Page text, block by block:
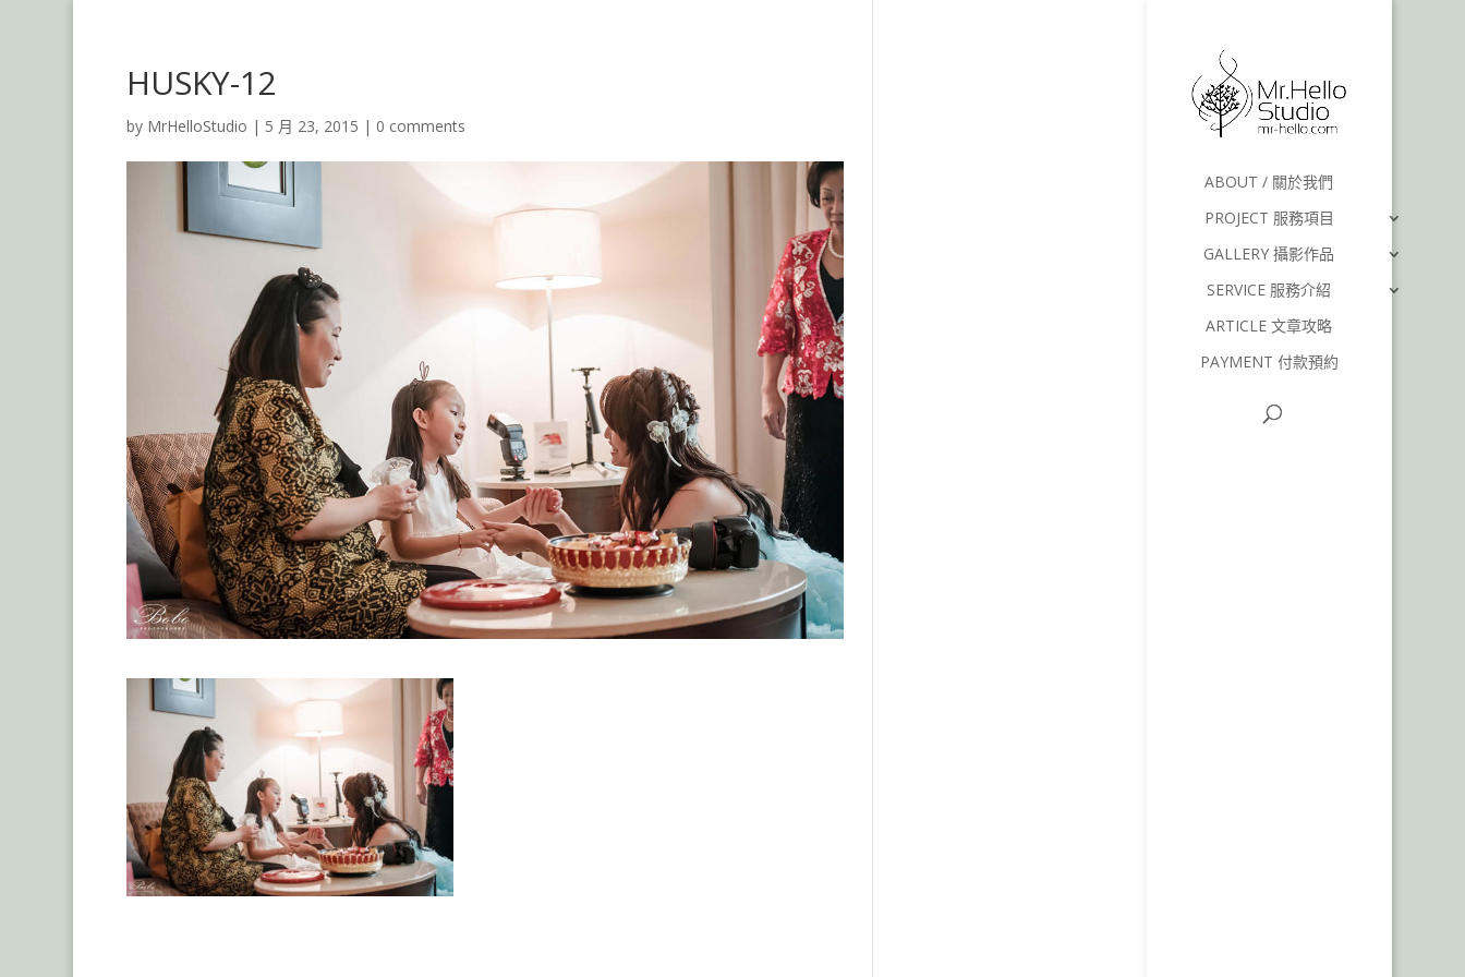
ABOUT / 關於我們
PROJECT 服務項目
GALLERY 攝影作品
SERVICE 服務介紹
ARTICLE 文章攻略
PAYMENT 付款預約
HUSKY-12
by MrHelloStudio | 5 月 23, 2015 | 0 comments